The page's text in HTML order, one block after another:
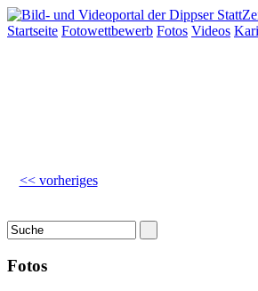
Startseite Fotowettbewerb Fotos Videos
<< vorheriges
Fotos